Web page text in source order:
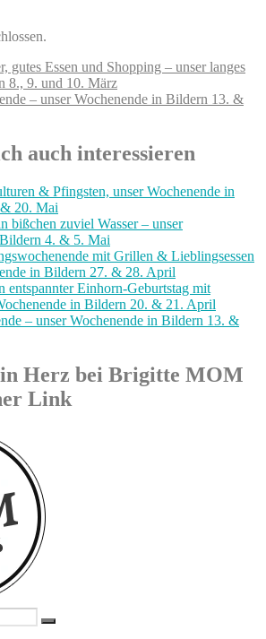
gutes Essen und Shopping – unser langes
8., 9. und 10. März
– unser Wochenende in Bildern 13. &
auch interessieren
& Pfingsten, unser Wochenende in
20. Mai
bißchen zuviel Wasser – unser
4. & 5. Mai
mit Grillen & Lieblingsessen
in Bildern 27. & 28. April
entspannter Einhorn-Geburtstag mit
in Bildern 20. & 21. April
– unser Wochenende in Bildern 13. &
Herz bei Brigitte MOM
Link
Suchen